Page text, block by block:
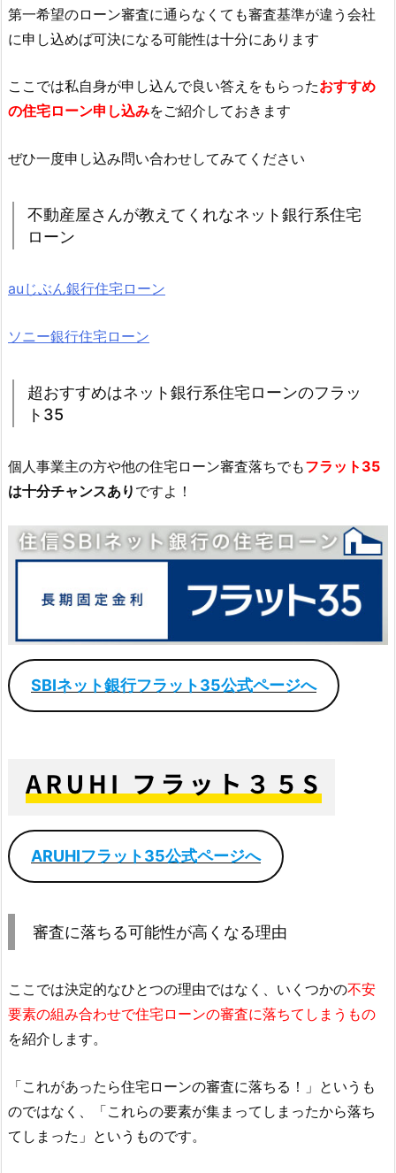
第一希望のローン審査に通らなくても審査基準が違う会社
に申し込めば可決になる可能性は十分にあります
ここでは私自身が申し込んで良い答えをもらったおすすめ
の住宅ローン申し込みをご紹介しておきます
ぜひ一度申し込み問い合わせしてみてください
不動産屋さんが教えてくれなネット銀行系住宅
ローン
auじぶん銀行住宅ローン
ソニー銀行住宅ローン
超おすすめはネット銀行系住宅ローンのフラッ
ト35
個人事業主の方や他の住宅ローン審査落ちでもフラット35
は十分チャンスあり ですよ！
SBIネット銀行フラット35公式ページへ
ARUHIフラット35公式ページへ
審査に落ちる可能性が高くなる理由
ここでは決定的なひとつの理由ではなく、いくつかの不安
要素の組み合わせで住宅ローンの審査に落ちてしまうもの
を紹介します。
「これがあったら住宅ローンの審査に落ちる！」というも
のではなく、「これらの要素が集まってしまったから落ち
てしまった」というものです。